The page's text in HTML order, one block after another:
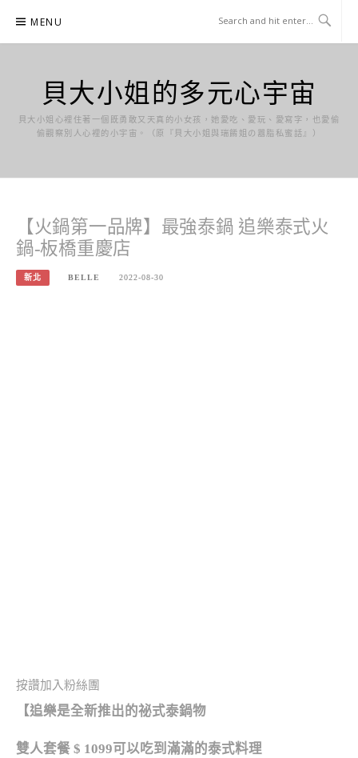
content
MENU
貝大小姐的多元心宇宙
貝大小姐心裡住著一個既勇敢又天真的小女孩，她愛吃、愛玩、愛寫字，也愛偷
偷觀察別人心裡的小宇宙。（原『貝大小姐與瑞餚姐の囂脂私蜜話』）
【火鍋第一品牌】最強泰鍋 追樂泰式火
鍋-板橋重慶店
新北 BELLE 2022-08-30
按讚加入粉絲團
【追樂是全新推出的祕式泰鍋物
雙人套餐 $ 1099可以吃到滿滿的泰式料理